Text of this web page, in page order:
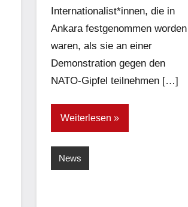
Internationalist*innen, die in
Ankara festgenommen worden
waren, als sie an einer
Demonstration gegen den
NATO-Gipfel teilnehmen […]
Weiterlesen
News